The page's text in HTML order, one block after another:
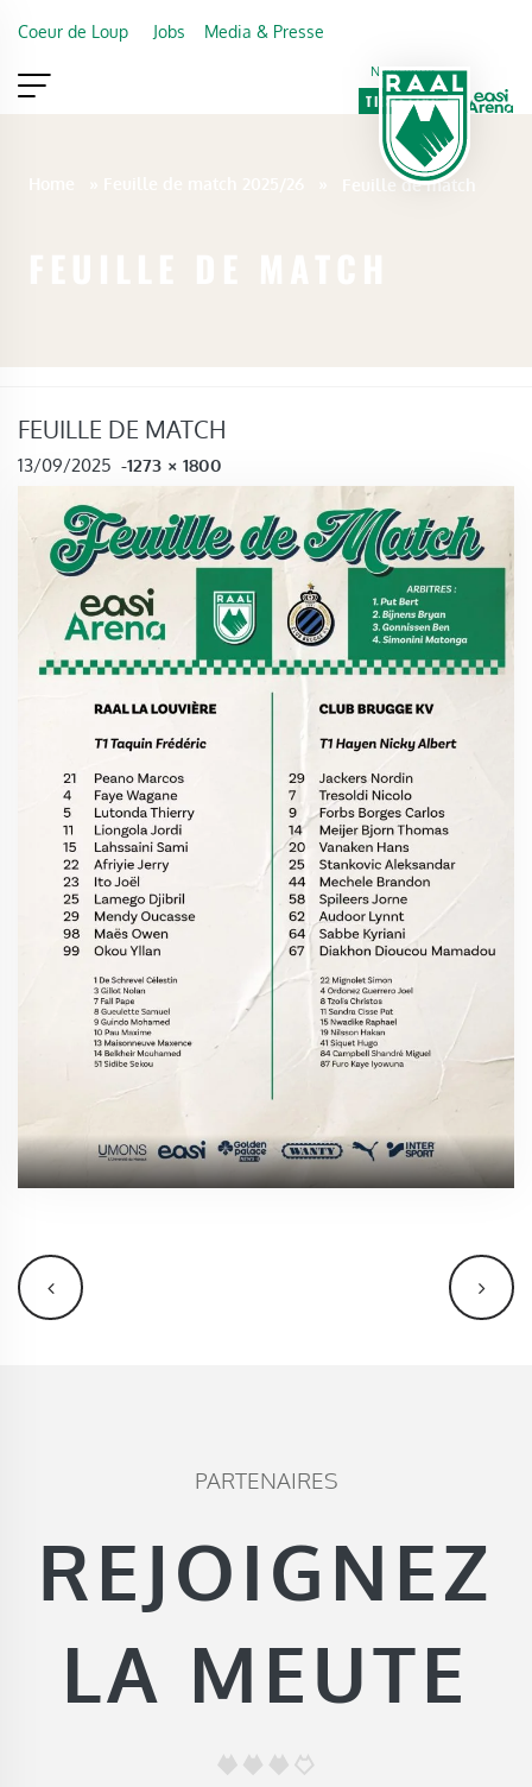
Coeur de Loup Jobs Media & Presse
Newsletter
TICKETING
VIP
FAN SHOP
Feuille de match
FEUILLE DE MATCH
13/09/2025 -FULL SIZE
1273 × 1800
PARTENAIRES
REJOIGNEZ
LA MEUTE